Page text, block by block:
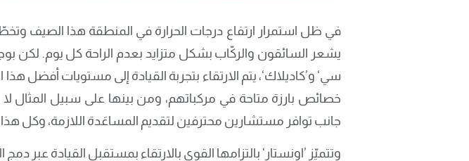
يشعر السائقون والركّاب بشكل متزايد بعدم الراحة كل يوم. لكن
سي‘ و’كاديلاك‘، يتم الارتقاء بتجربة القيادة إلى مستويات أفضل
جانب توافر مستشارين محترفين لتقديم المساعَدة اللازمة، وكل
وتتميّز ’اونستار‘ بالتزامها القوي بالارتقاء بمستقبل القيادة عبر